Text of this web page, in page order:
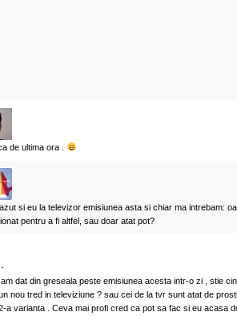
de ultima ora .
si eu la televizor emisiunea asta si chiar ma intrebam:
pentru a fi altfel, sau doar atat pot?
dat din greseala peste emisiunea acesta intr-o zi , stie
nou tred in televiziune ? sau cei de la tvr sunt atat de
a varianta . Ceva mai profi cred ca pot sa fac si eu acasa